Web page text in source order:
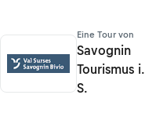
Eine Tour von
Savognin
Tourismus i.
S.